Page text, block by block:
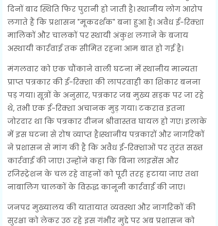
दिनों बाद स्थिति फिर पुरानी हो जाती है। स्थानीय लोग आरोप
लगाते हैं कि प्रशासन "मूकदर्शक" बना हुआ है। अवैध ई-रिक्शा
मालिकों और चालकों पर स्थायी अंकुश लगाने के बजाय
अस्थायी कार्रवाई तक सीमित रहना आम बात हो गई है।
मंगलवार को एक चौंकाने वाली घटना में स्थानीय मान्यता
प्राप्त पत्रकार की ई-रिक्शा की लापरवाही का शिकार बनना
पड़ गया। सूत्रों के अनुसार, पत्रकार जब मुख्य सड़क पर जा रहे
थे, तभी एक ई-रिक्शा अचानक मुड़ गया। टकराव इतना
जोरदार था कि पत्रकार दीनन श्रीवास्तव घायल हो गए। इलाके
में इस घटना से रोष व्याप्त है।स्थानीय पत्रकारों और नागरिकों
ने प्रशासन से मांग की है कि अवैध ई-रिक्शाओं पर तुरंत सख्त
कार्रवाई की जाए। उन्होंने कहा कि बिना लाइसेंस और
रजिस्ट्रेशन के चल रहे वाहनों को पूरी तरह हटाया जाए तथा
नाबालिग चालकों के विरुद्ध कानूनी कार्रवाई की जाए।
जनपद मुख्यालय की यातायात व्यवस्था और नागरिकों की
सुरक्षा को लेकर उठ रहे इस गंभीर मुद्दे पर अब प्रशासन को